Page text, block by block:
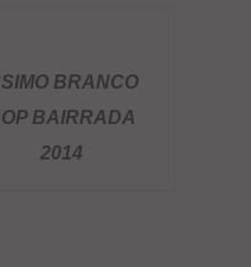
BRANCO
BAIRRADA
2014